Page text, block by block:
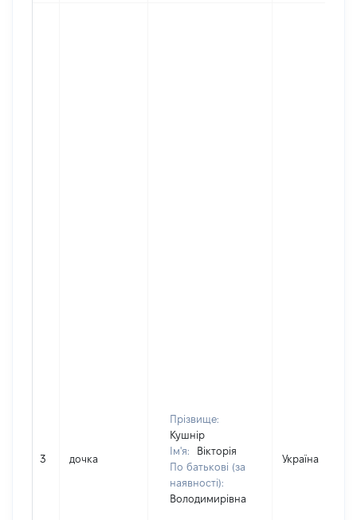
3 дочка
Прізвище:
Кушнір
Ім'я:
Вікторія
По батькові (за
наявності):
Володимирівна
Україна